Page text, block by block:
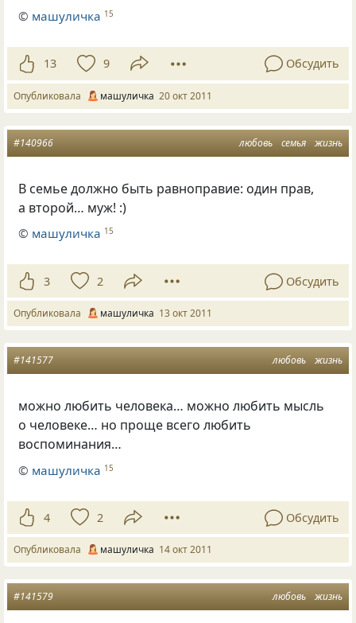
© машуличка 15
13 9 Обсудить
Опубликовала машуличка 20 окт 2011
любовь семья жизнь
#140966
В семье должно быть равноправие: один прав,
а второй… муж! :)
© машуличка 15
3 2 Обсудить
Опубликовала машуличка 13 окт 2011
любовь жизнь
#141577
можно любить человека… можно любить мысль
о человеке… но проще всего любить
воспоминания…
© машуличка 15
4 2 Обсудить
Опубликовала машуличка 14 окт 2011
любовь жизнь
#141579